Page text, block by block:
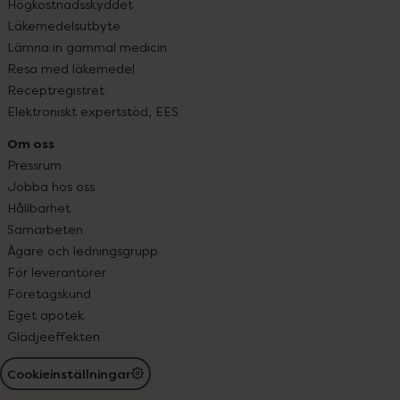
Högkostnadsskyddet
Läkemedelsutbyte
Lämna in gammal medicin
Resa med läkemedel
Receptregistret
Elektroniskt expertstöd, EES
Om oss
Pressrum
Jobba hos oss
Hållbarhet
Samarbeten
Ägare och ledningsgrupp
För leverantörer
Företagskund
Eget apotek
Glädjeeffekten
Cookieinställningar